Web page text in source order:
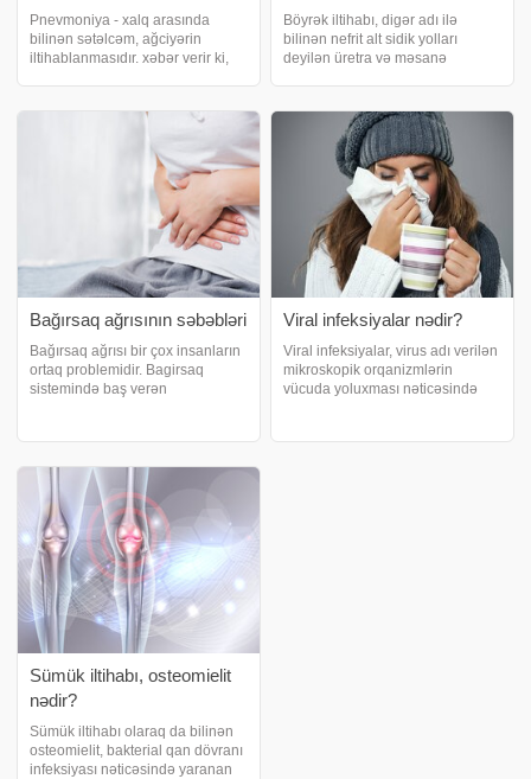
Pnevmoniya - xalq arasında
bilinən sətəlcəm, ağciyərin
iltihablanmasıdır. xəbər verir ki,
Bəzi pnevmoniya növlərində
Böyrək iltihabı, digər adı ilə
bilinən nefrit alt sidik yolları
deyilən üretra və məsanə
bilməməsi sonrasında
böyrəklərin birində və ya ikisində
birdən irəliləməs
Bağırsaq ağrısının səbəbləri
Bağırsaq ağrısı bir çox insanların
ortaq problemidir. Bagirsaq
sistemində baş verən
qeyri-spesifik xoralı kolit zamanı
yaranır. məlumat verir ki, ağrının
Viral infeksiyalar nədir?
Viral infeksiyalar, virus adı verilən
mikroskopik orqanizmlərin
vücuda yoluxması nəticəsində
verərək çoxalır və müxtəlif
Sümük iltihabı, osteomielit
nədir?
Sümük iltihabı olaraq da bilinən
osteomielit, bakterial qan dövranı
infeksiyası nəticəsində yaranan